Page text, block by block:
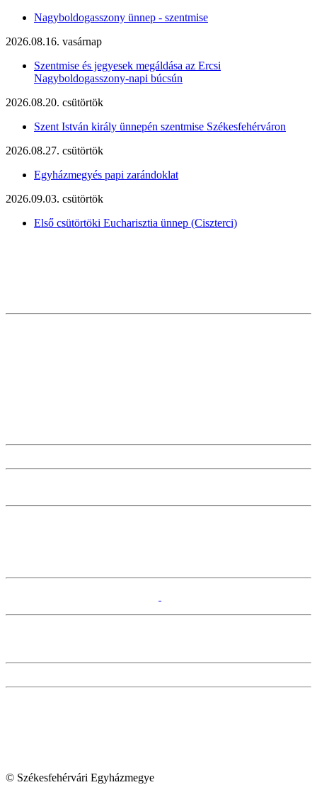
Nagyboldogasszony ünnep - szentmise
2026.08.16. vasárnap
Szentmise és jegyesek megáldása az Ercsi
Nagyboldogasszony-napi búcsún
2026.08.20. csütörtök
Szent István király ünnepén szentmise Székesfehérváron
2026.08.27. csütörtök
Egyházmegyés papi zarándoklat
2026.09.03. csütörtök
Első csütörtöki Eucharisztia ünnep (Ciszterci)
© Székesfehérvári Egyházmegye